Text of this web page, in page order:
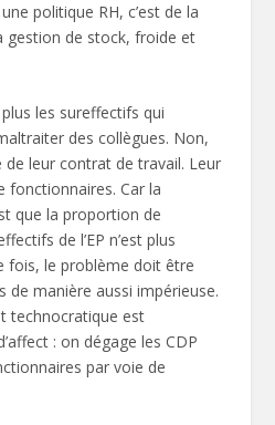
politique RH, c’est de la
gestion de stock, froide et
les sureffectifs qui
des collègues. Non,
de leur contrat de travail. Leur
fonctionnaires. Car la
que la proportion de
de l’EP n’est plus
fois, le problème doit être
de manière aussi impérieuse.
technocratique est
: on dégage les CDP
par voie de